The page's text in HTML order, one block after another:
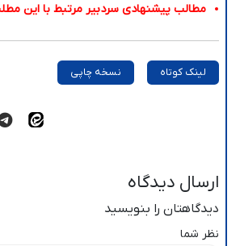
مطالب پیشنهادی سردبیر مرتبط با این
لینک کوتاه نسخه چاپی
ارسال دیدگاه
دیدگاهتان را بنویسید
نظر شما